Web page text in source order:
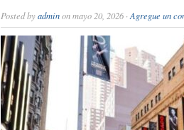
Posted byadminon mayo 20, 2026 · Agregue un